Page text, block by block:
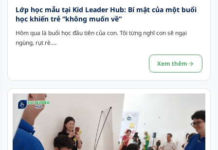
Lớp học mẫu tại Kid Leader Hub: Bí mật của một buổi
học khiến trẻ “không muốn về”
Hôm qua là buổi học đầu tiên của con. Tôi từng nghĩ con sẽ ngại
ngùng, rụt rè....
Xem thêm